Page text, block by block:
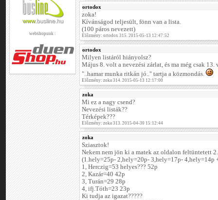
webshopunk :
ortodox
zoka!
Kívánságod teljesült, fönn van a lista.
(100 páros nevezett)
Előzmény: ortodox 315. 2015-05-13 12:47:52
ortodox
Milyen listáról hiányolsz?
Május 8. volt a nevezési zárlat, és ma még csak 13.
"..hamar munka ritkán jó.." tartja a közmondás.
Előzmény: zoka 314. 2015-05-13 12:17:00
zoka
Mi ez a nagy csend?
Nevezési listák??
Térképek???
Előzmény: zoka 313. 2015-04-30 15:12:44
zoka
Sziasztok!
Nekem nem jön ki a matek az oldalon feltüntetett
(1.hely=25p- 2,hely=20p- 3,hely=17p- 4,hely=14p
1, Herczig=53 helyes??? 52p
2, Kazár=40 42p
3, Turán=29 28p
4, ifj.Tóth=23 23p
Ki tudja az igazat?????